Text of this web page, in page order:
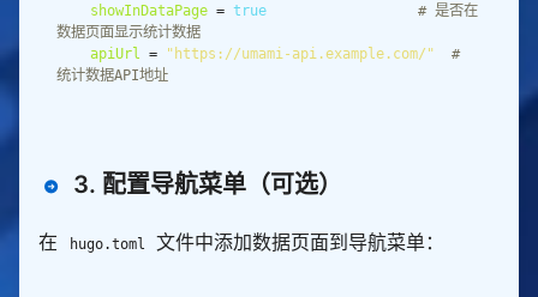
showInDataPage = true
# 是否在
数据页面显示统计数据
apiUrl = "https://umami-api.example.com/"
#
统计数据API地址
3. 配置导航菜单（可选）
在 hugo.toml 文件中添加数据页面到导航菜单：